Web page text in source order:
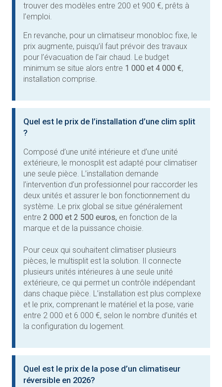
trouver des modèles entre 200 et 900 €, prêts à
l’emploi.
En revanche, pour un climatiseur monobloc fixe, le
prix augmente, puisqu’il faut prévoir des travaux
pour l’évacuation de l’air chaud. Le budget
minimum se situe alors entre 1 000 et 4 000 €,
installation comprise.
Quel est le prix de l’installation d’une clim split
?
Composé d’une unité intérieure et d’une unité
extérieure, le monosplit est adapté pour climatiser
une seule pièce. L’installation demande
l’intervention d’un professionnel pour raccorder les
deux unités et assurer le bon fonctionnement du
système. Le prix global se situe généralement
entre 2 000 et 2 500 euros, en fonction de la
marque et de la puissance choisie.
Pour ceux qui souhaitent climatiser plusieurs
pièces, le multisplit est la solution. Il connecte
plusieurs unités intérieures à une seule unité
extérieure, ce qui permet un contrôle indépendant
dans chaque pièce. L’installation est plus complexe
et le prix, comprenant le matériel et la pose, varie
entre 2 000 et 6 000 €, selon le nombre d’unités et
la configuration du logement.
Quel est le prix de la pose d’un climatiseur
réversible en 2026?